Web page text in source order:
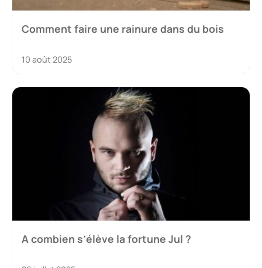
Comment faire une rainure dans du bois
10 août 2025
A combien s’élève la fortune Jul ?